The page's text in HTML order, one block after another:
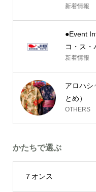
新着情報
●Event
コ・ス・
新着情報
アロハシ
とめ）
OTHERS
かたちで選ぶ
７オンス